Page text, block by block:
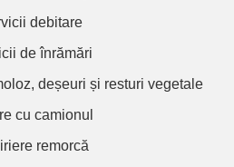
debitare
de înrămări
deșeuri și resturi vegetale
cu camionul
remorcă